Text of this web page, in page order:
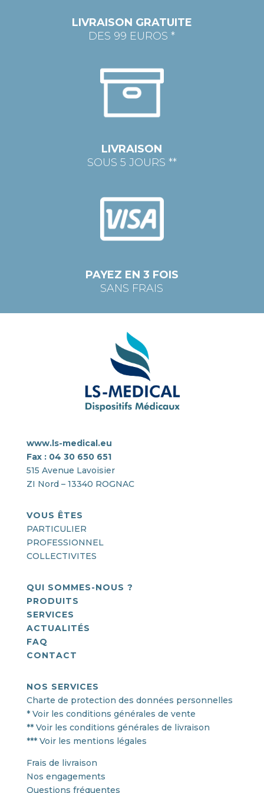
LIVRAISON GRATUITE
DES 99 EUROS *
LIVRAISON
SOUS 5 JOURS **
PAYEZ EN 3 FOIS
SANS FRAIS
www.ls-medical.eu
Fax : 04 30 650 651
515 Avenue Lavoisier
ZI Nord – 13340 ROGNAC
VOUS ÊTES
PARTICULIER
PROFESSIONNEL
COLLECTIVITES
QUI SOMMES-NOUS ?
PRODUITS
SERVICES
ACTUALITÉS
FAQ
CONTACT
NOS SERVICES
Charte de protection des données personnelles
* Voir les conditions générales de vente
** Voir les conditions générales de livraison
*** Voir les mentions légales
Frais de livraison
Nos engagements
Questions fréquentes